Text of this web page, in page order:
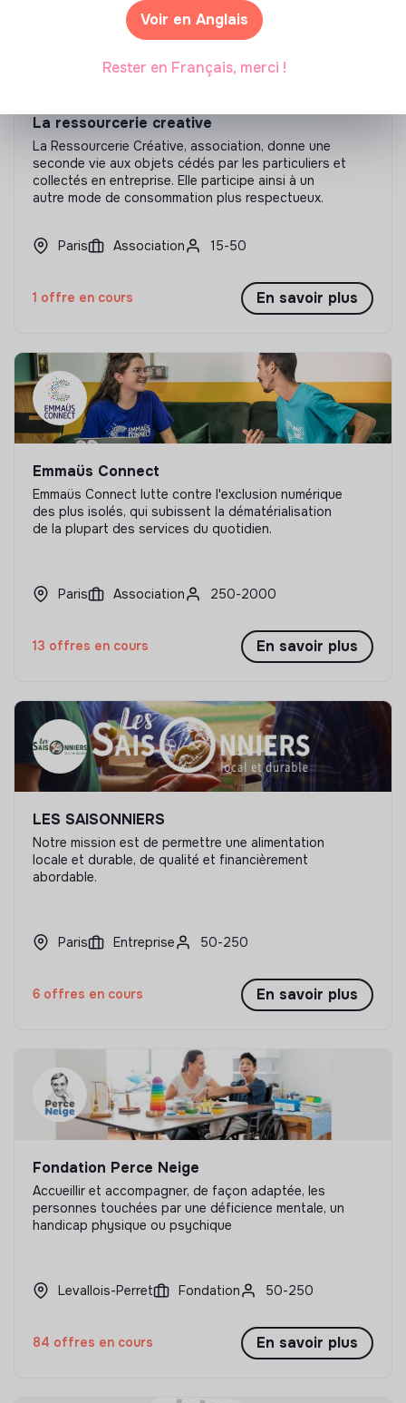
La ressourcerie creative
La Ressourcerie Créative, association, donne une
seconde vie aux objets cédés par les particuliers et
collectés en entreprise. Elle participe ainsi à un
autre mode de consommation plus respectueux.
Paris Association 15-50
1 offre en cours En savoir plus
Emmaüs Connect
Emmaüs Connect lutte contre l'exclusion numérique
des plus isolés, qui subissent la dématérialisation
de la plupart des services du quotidien.
Paris Association 250-2000
13 offres en cours En savoir plus
LES SAISONNIERS
Notre mission est de permettre une alimentation
locale et durable, de qualité et financièrement
abordable.
Paris Entreprise 50-250
6 offres en cours En savoir plus
Fondation Perce Neige
Accueillir et accompagner, de façon adaptée, les
personnes touchées par une déficience mentale, un
handicap physique ou psychique
Levallois-Perret Fondation 50-250
84 offres en cours En savoir plus
Voir en Anglais
Rester en Français, merci !